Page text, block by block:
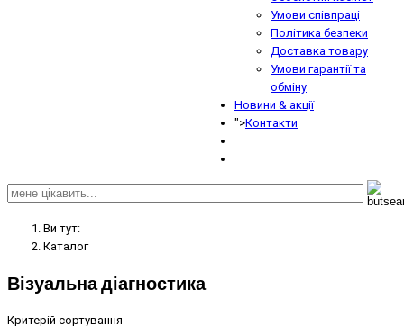
Умови співпраці
Політика безпеки
Доставка товару
Умови гарантії та
обміну
Новини & акції
">Контакти
Ви тут:
Кaтaлoг
Візуальна діагностика
Критерій сортування